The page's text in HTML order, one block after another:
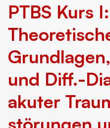
PTBS Kurs I:
und Diff.-
akuter